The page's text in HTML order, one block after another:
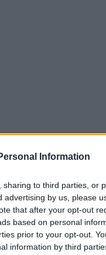
Information
to third parties, or
advertising by us, please
that after your opt-out
based on personal
prior to your opt-out.
information by third
AUTÓFELSZERELÉS
JÓGA KEZDŐKNEK